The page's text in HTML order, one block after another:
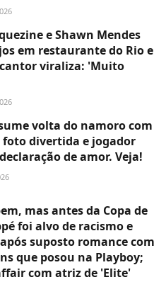
e Shawn Mendes
em restaurante do Rio e
viraliza: 'Muito
volta do namoro com
foto divertida e jogador
de amor. Veja!
mas antes da Copa de
foi alvo de racismo e
suposto romance com
que posou na Playboy;
com atriz de 'Elite'